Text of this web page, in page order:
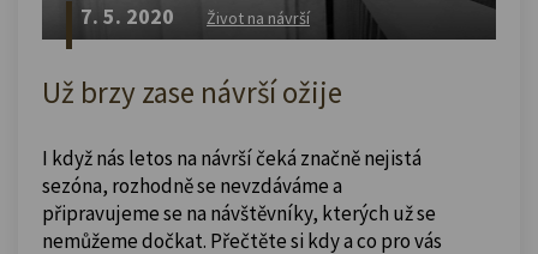
7. 5. 2020 Život na návrší
Už brzy zase návrší ožije
I když nás letos na návrší čeká značně nejistá
sezóna, rozhodně se nevzdáváme a
připravujeme se na návštěvníky, kterých už se
nemůžeme dočkat. Přečtěte si kdy a co pro vás